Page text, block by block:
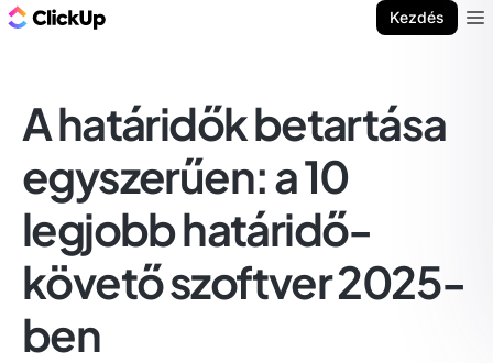
Kezdés
A határidők betartása
egyszerűen: a 10
legjobb határidő-
követő szoftver 2025-
ben